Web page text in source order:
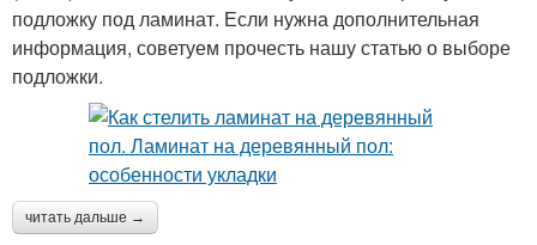
подложку под ламинат. Если нужна дополнительная
информация, советуем прочесть нашу статью о выборе
подложки.
читать дальше →